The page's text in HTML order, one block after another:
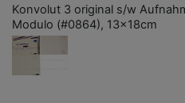
Konvolut 3 original s/w
Modulo (#0864), 13x18cm